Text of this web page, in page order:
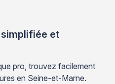
et
pro, trouvez facilement
en Seine-et-Marne.